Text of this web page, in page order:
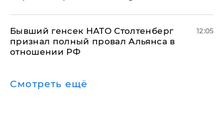
Бывший генсек НАТО Столтенберг
признал полный провал Альянса в
отношении РФ
12:05
Смотреть ещё